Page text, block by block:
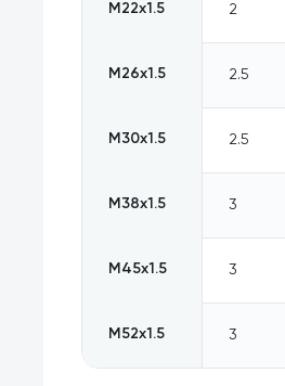
M22х1.5 2
M26х1.5 2.5
M30х1.5 2.5
M38х1.5 3
M45х1.5 3
M52х1.5 3